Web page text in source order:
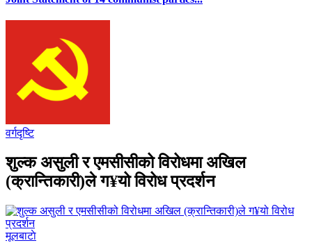
वर्गदृष्टि
शुल्क असुली र एमसीसीको विरोधमा अखिल
(क्रान्तिकारी)ले ग¥यो विरोध प्रदर्शन
मूलबाटाे